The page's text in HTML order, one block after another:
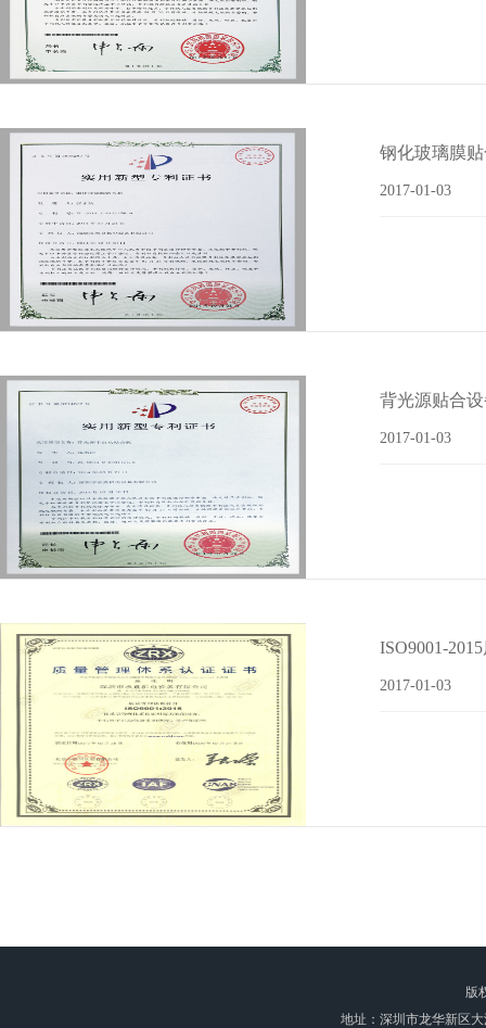
钢化玻璃膜
2017-01-03
背光源贴合
2017-01-03
ISO9001-
2017-01-03
版
地址：深圳市龙华新区